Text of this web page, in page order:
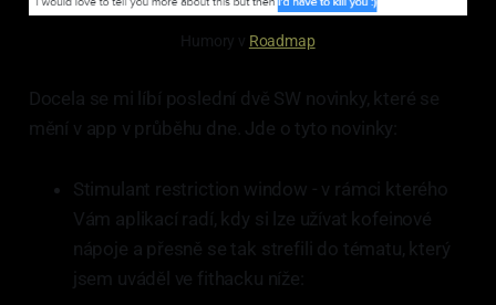
Humory v Roadmap
Docela se mi líbí poslední dvě SW novinky, které se
mění v app v průběhu dne. Jde o tyto novinky:
Stimulant restriction window - v rámci kterého
Vám aplikací radí, kdy si lze užívat kofeinové
nápoje a přesně se tak strefili do tématu, který
jsem uváděl ve fithacku níže: